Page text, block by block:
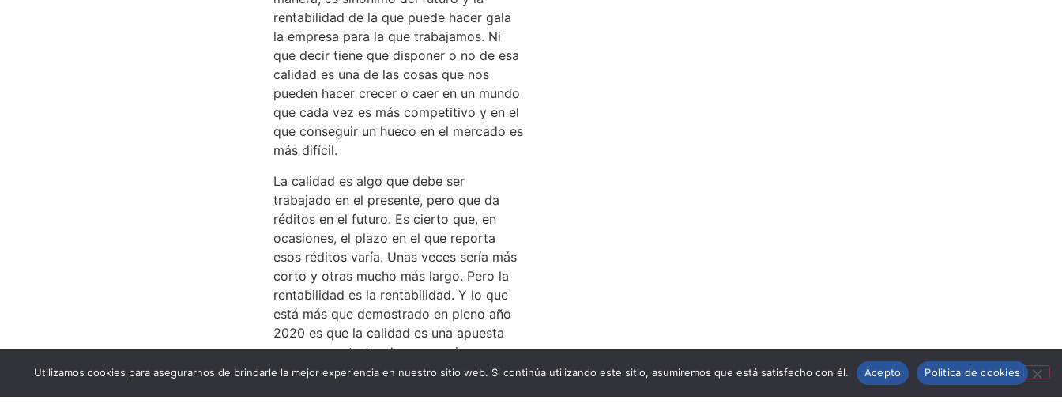
rentabilidad de la que puede hacer gala
la empresa para la que trabajamos. Ni
que decir tiene que disponer o no de esa
calidad es una de las cosas que nos
pueden hacer crecer o caer en un mundo
que cada vez es más competitivo y en el
que conseguir un hueco en el mercado es
más difícil.
La calidad es algo que debe ser
trabajado en el presente, pero que da
réditos en el futuro. Es cierto que, en
ocasiones, el plazo en el que reporta
esos réditos varía. Unas veces sería más
corto y otras mucho más largo. Pero la
rentabilidad es la rentabilidad. Y lo que
está más que demostrado en pleno año
2020 es que la calidad es una apuesta
segura para tratar de conseguir una
buena cantidad de beneficios. Y eso,
Utilizamos cookies para asegurarnos de brindarle la mejor experiencia en nuestro sitio web. Si continúa utilizando este sitio, asumiremos que está satisfecho con él. Acepto Politica de cookies